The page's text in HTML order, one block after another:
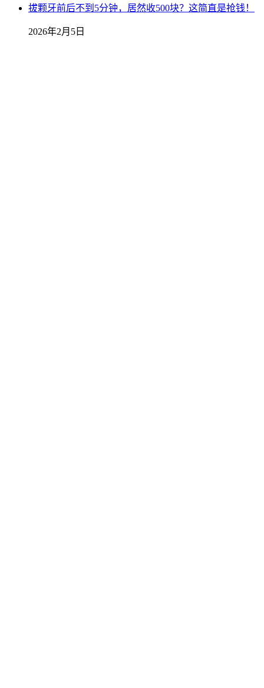
拔颗牙前后不到5分钟，居然收500块？这简直是抢钱！
2026年2月5日